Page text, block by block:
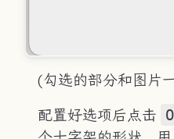
(勾选的部分和图片
配置好选项后点击